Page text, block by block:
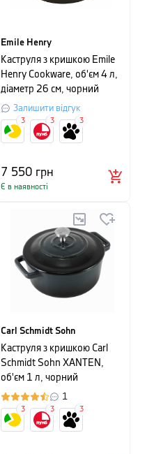
Emile Henry
Каструля з кришкою Emile
Henry Cookware, об'єм 4 л,
діаметр 26 см, чорний
Залишити відгук
7 550 грн
Є в наявності
3 3 3
Carl Schmidt Sohn
Каструля з кришкою Carl
Schmidt Sohn XANTEN,
об'єм 1 л, чорний
1
3 3 3